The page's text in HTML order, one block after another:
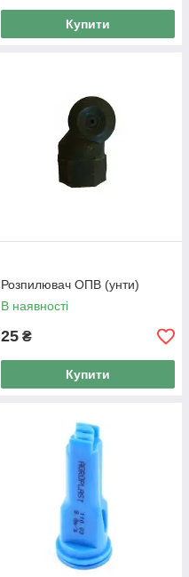
Купити
Розпилювач ОПВ (унти)
В наявності
25 ₴
Купити